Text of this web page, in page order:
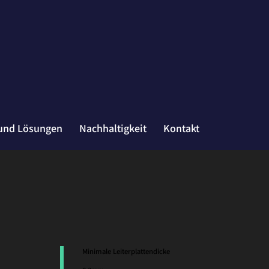
Lösungen Nachhaltigkeit Kontakt
Minimale Leiterplattendicke